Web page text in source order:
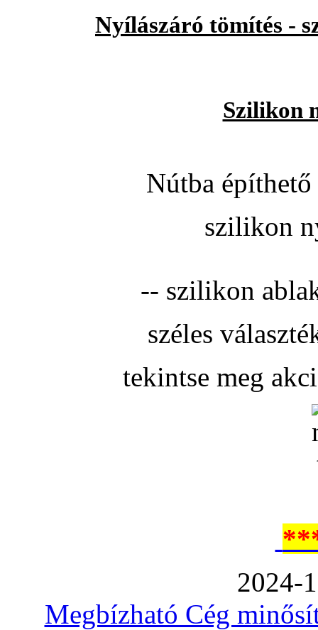
Nyílászáró tömítés -
Szilikon
Nútba
szilikon
-- szilikon
széles
tekintse meg
2024-
Megbízható Cég